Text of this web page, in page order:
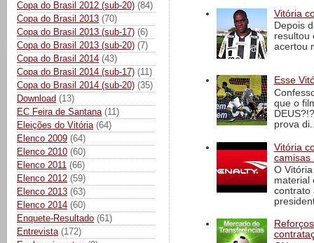
Copa do Brasil 2012 (sub-20) (84)
Copa do Brasil 2013 (70)
Copa do Brasil 2013 (sub-17) (6)
Copa do Brasil 2013 (sub-20) (7)
Copa do Brasil 2014 (43)
Copa do Brasil 2014 (sub-17) (11)
Copa do Brasil 2014 (sub-20) (35)
Download (13)
EC Feira de Santana (11)
Eleições do Vitória (64)
Elenco 2009 (64)
Elenco 2010 (60)
Elenco 2011 (66)
Elenco 2012 (59)
Elenco 2013 (63)
Elenco 2014 (60)
Enquete-Resultado (61)
Entrevista (172)
Vitória
Depois
resultou
acertou
Esse
que o
prova
Vitória
camisas
O
material
contrato